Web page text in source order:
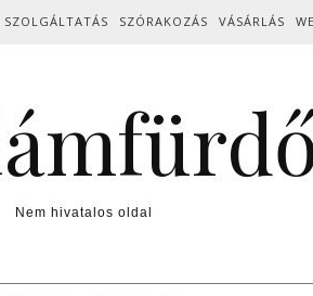
SZOLGÁLTATÁS SZÓRAKOZÁS VÁSÁRLÁS
Nem hivatalos oldal